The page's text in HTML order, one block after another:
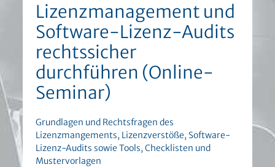
Lizenzmanagement und
Software-Lizenz-Audits
rechtssicher
durchführen (Online-
Seminar)
Grundlagen und Rechtsfragen des
Lizenzmangements, Lizenzverstöße, Software-
Lizenz-Audits sowie Tools, Checklisten und
Mustervorlagen